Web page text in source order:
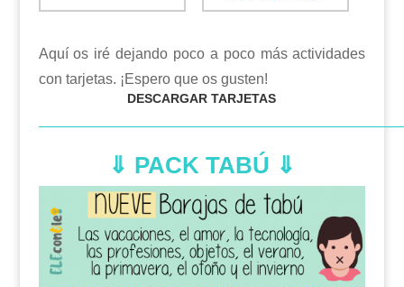
Aquí os iré dejando poco a poco más actividades
con tarjetas. ¡Espero que os gusten!
DESCARGAR TARJETAS
⇓ PACK TABÚ ⇓